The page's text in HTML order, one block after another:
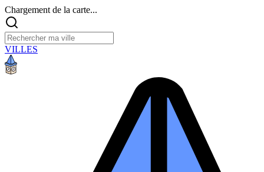
Chargement de la carte...
VILLES